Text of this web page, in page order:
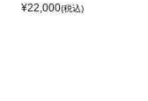
¥22,000(税込)